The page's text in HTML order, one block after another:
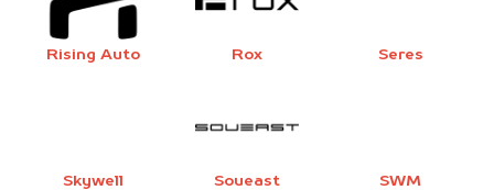
Rising Auto Rox Seres
Skywell Soueast SWM